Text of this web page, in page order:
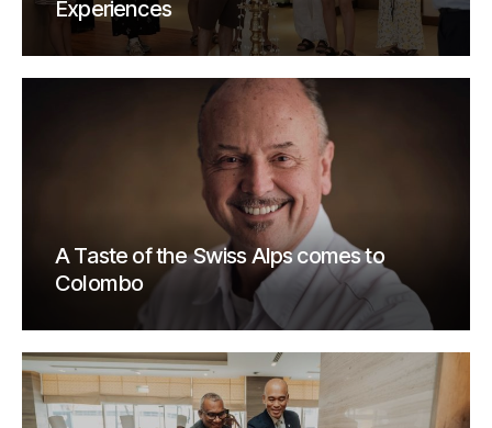
Experiences
A Taste of the Swiss Alps comes to
Colombo